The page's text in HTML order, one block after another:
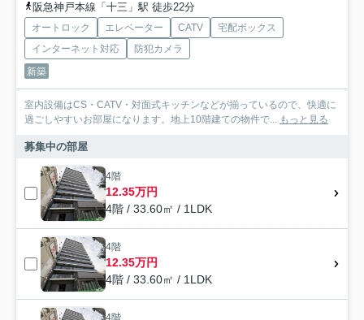
阪急神戸本線「十三」駅 徒歩22分
オートロック エレベーター CATV
宅配ボックス
インターネット対応
防犯カメラ
新築
室内設備はCS・CATV・対面式キッチンなどが揃っているので、快適に
過ごしやすいお部屋になります。地上10階建ての物件で... もっと見る
募集中の部屋
4階
12.35万円
4階 / 33.60㎡ / 1LDK
4階
12.35万円
4階 / 33.60㎡ / 1LDK